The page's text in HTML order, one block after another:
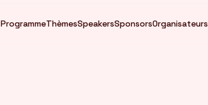
ProgrammeThèmesSpeakersSponsorsOrganisateurs